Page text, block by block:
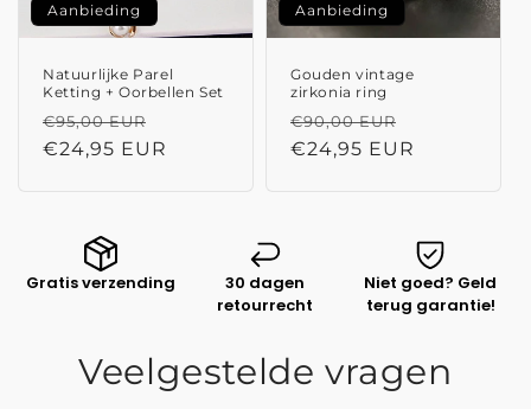
Aanbieding
Natuurlijke Parel
Ketting + Oorbellen Set
Normale
prijs
€95,00 EUR
Aanbiedingsprijs
€24,95 EUR
Aanbieding
Gouden vintage
zirkonia ring
Normale
prijs
€90,00 EUR
€24,95 EUR
Gratis verzending
30 dagen
retourrecht
Niet goed? Geld
terug garantie!
Veelgestelde vragen